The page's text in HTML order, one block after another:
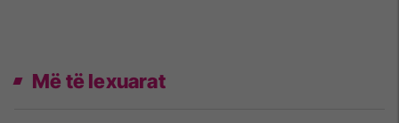
Më të lexuarat